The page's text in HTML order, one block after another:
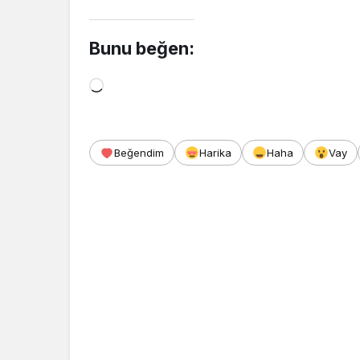
Bunu beğen:
Yükleniyor...
Beğendim Harika Haha Vay